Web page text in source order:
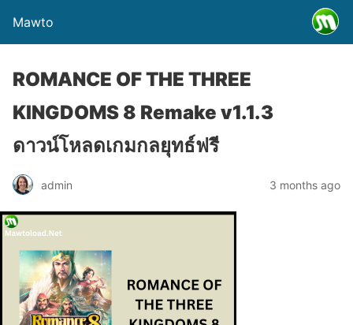
Mawto
ROMANCE OF THE THREE
KINGDOMS 8 Remake v1.1.3
ดาวน์โหลดเกมกลยุทธ์ฟรี
admin 3 months ago